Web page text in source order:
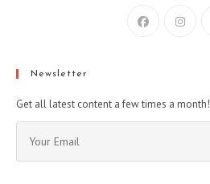
Newsletter
Get all latest content a few times a month!